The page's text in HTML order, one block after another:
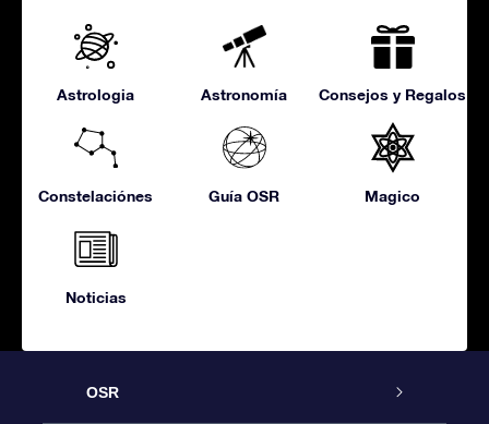
Astrologia Astronomía Consejos y Regalos
Constelaciónes Guía OSR Magico
Noticias
OSR